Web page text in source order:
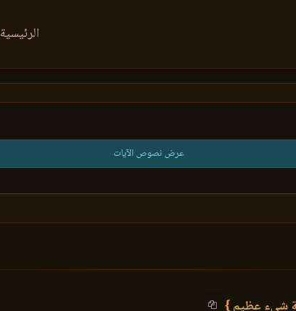
الرئيسية
عرض نصوص الآيات
شيء عظيم }